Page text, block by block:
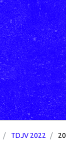
TDJV 2022